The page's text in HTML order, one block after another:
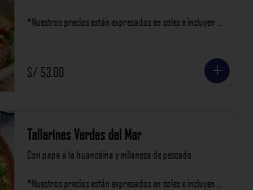
*Nuestros precios están expresados en soles e incluyen
S/ 53.00
Tallarines Verdes del Mar
Con papa a la huancaína y milanesa de pescado
*Nuestros precios están expresados en soles e incluyen